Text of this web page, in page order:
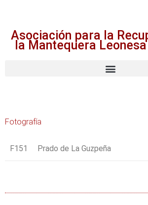
Asociación para la
la Mantequera
Fotografía
F151 Prado de La Guzpeña